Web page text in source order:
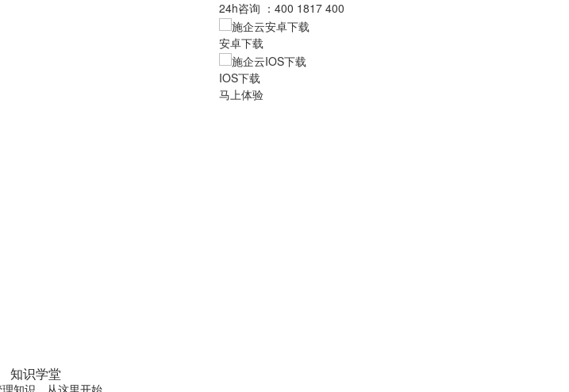
24h咨询 ：400 1817 400
安卓下载
IOS下载
马上体验
知识学堂
知识，从这里开始